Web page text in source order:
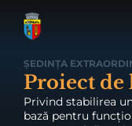
ȘEDINȚA
Proiect de
Privind stabilirea
bază pentru